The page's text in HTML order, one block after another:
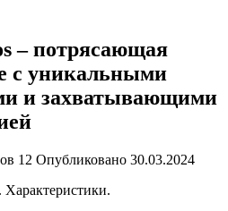
– потрясающая
с уникальными
и захватывающими
12 Опубликовано 30.03.2024